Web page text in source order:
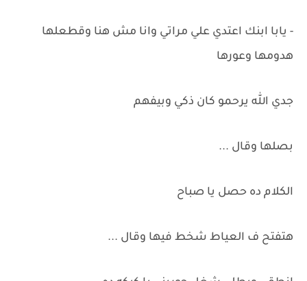
- يابا ابنك اعتدي علي مراتي وانا مش هنا وقطعلها
هدومها وعورها
جدي الله يرحمو كان ذكي وبيفهم
بصلها وقال ...
الكلام ده حصل يا صباح
هتفتح ف العياط شخط فيها وقال ...